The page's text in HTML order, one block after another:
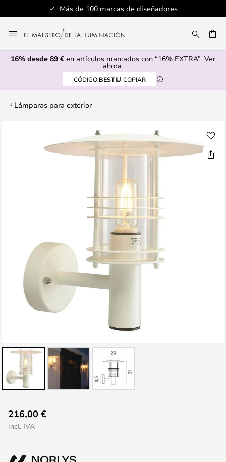
Más de 100 marcas de diseñadores
al
contenido
16% desde 89 € en artículos marcados con “16% EXTRA” Ver
ahora
CÓDIGO:BEST COPIAR
Lámparas para exterior
comienzo
216,00 €
incl. IVA